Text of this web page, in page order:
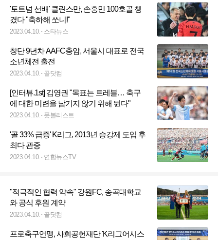
'토트넘 선배' 클린스만, 손흥민 100호골 챙
겼다 "축하해 쏘니!"
2023.04.10. 스타뉴스
창단 9년차 AAFC충암, 서울시 대표로 전국
소년체전 출전
2023.04.10. 골닷컴
[인터뷰.1st] 김영권 "목표는 트레블… 축구
에 대한 미련을 남기지 않기 위해 뛴다"
2023.04.10. 풋볼리스트
'골 33% 급증' K리그, 2013년 승강제 도입 후
최다 관중
2023.04.10. 연합뉴스TV
"적극적인 협력 약속" 강원FC, 송곡대학교
와 공식 후원 계약
2023.04.10. 골닷컴
프로축구연맹, 사회공헌재단 'K리그어시스